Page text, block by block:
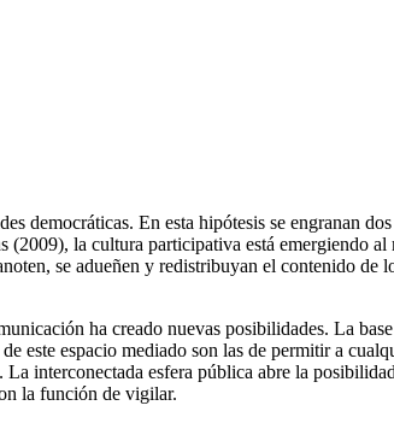
democráticas. En esta hipótesis se engranan
la cultura participativa está emergiendo
se adueñen y redistribuyan el contenido de
ha creado nuevas posibilidades. La
este espacio mediado son las de permitir a
interconectada esfera pública abre la
la función de vigilar.